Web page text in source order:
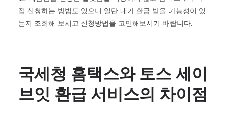
접 신청하는 방법도 있으니 일단 내가 환급 받을 가능성이 있
는지 조회해 보시고 신청방법을 고민해보시기 바랍니다.
국세청 홈택스와 토스 세이
브잇 환급 서비스의 차이점